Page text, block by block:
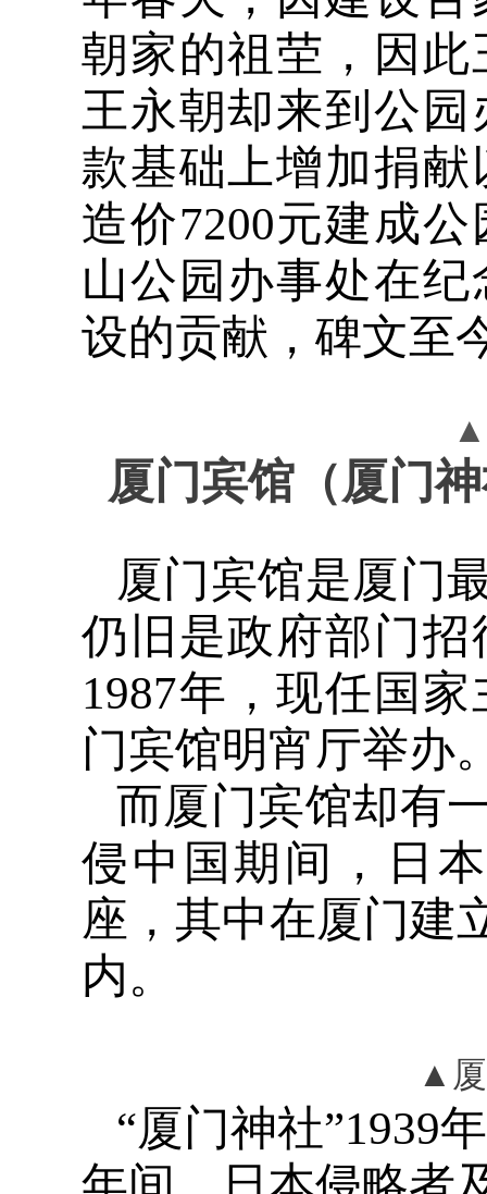
朝家的祖茔，因此
王永朝却来到公
款基础上增加捐
造价7200元建成
山公园办事处在
设的贡献，碑文至
▲
厦门宾馆（厦门
厦门宾馆是厦门
仍旧是政府部门
1987年，现任国
门宾馆明宵厅举办
而厦门宾馆却有
侵中国期间，日
座，其中在厦门建
内。
▲
“厦门神社”1939